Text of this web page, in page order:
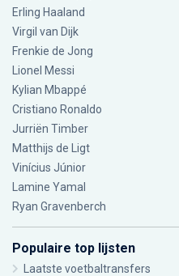
Erling Haaland
Virgil van Dijk
Frenkie de Jong
Lionel Messi
Kylian Mbappé
Cristiano Ronaldo
Jurriën Timber
Matthijs de Ligt
Vinícius Júnior
Lamine Yamal
Ryan Gravenberch
Populaire top lijsten
Laatste voetbaltransfers